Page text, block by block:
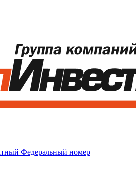
Федеральный номер